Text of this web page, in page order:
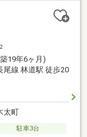
2
19年6ヶ月)
尾線 林道駅 徒歩20
太町
駐車3台